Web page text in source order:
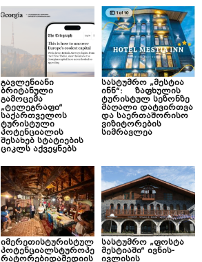
გავლენიანი
ბრიტანული
გამოცემა
„ტელეგრაფი“
საქართველოს
ტურისტული
პოტენციალის
შესახებ სტატიების
ციკლს აქვეყნებს
სასტუმრო „მესტია
ინნ“: ზაფხულის
ტურისტულ სეზონზე
მაღალი დატვირთვა
და საერთაშორისო
ვიზიტორების
სიმრავლეა
იმერეთისტურისტულ
პოტენციალსტუროპე
რატორებიდამედიის
სასტუმრო „ფოსტა
მესტიაში“ ივნის-
ივლისის